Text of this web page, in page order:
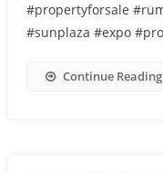
#propertyforsale
#sunplaza #expo
Continue Reading